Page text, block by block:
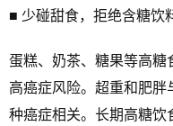
■ 少碰甜食，拒绝含糖饮
蛋糕、奶茶、糖果等高糖
高癌症风险。超重和肥胖
种癌症相关。长期高糖饮